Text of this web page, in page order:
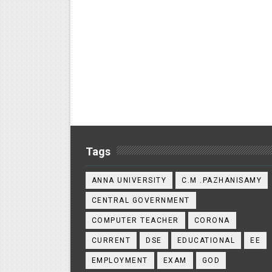
Tags
ANNA UNIVERSITY C.M .PAZHANISAMY
CENTRAL GOVERNMENT
COMPUTER TEACHER CORONA
CURRENT DSE EDUCATIONAL EE
EMPLOYMENT EXAM GOD